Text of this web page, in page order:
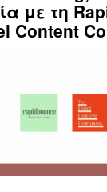
με τη
Content